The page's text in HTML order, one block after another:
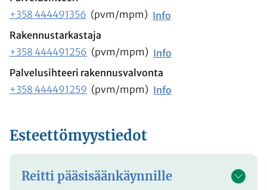
+358 444491356 (pvm/mpm) Info
Rakennustarkastaja
+358 444491256 (pvm/mpm) Info
Palvelusihteeri rakennusvalvonta
+358 444491259 (pvm/mpm) Info
Esteettömyystiedot
Reitti pääsisäänkäynnille